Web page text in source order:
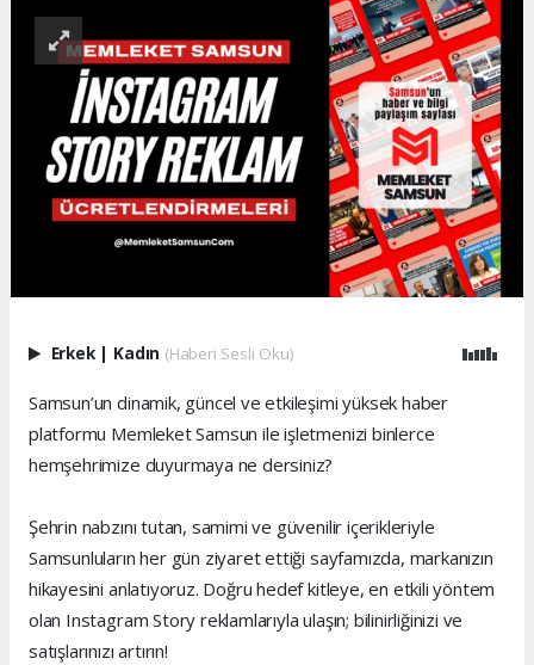
Erkek | Kadın (Haberi Sesli Oku)
Samsun’un dinamik, güncel ve etkileşimi yüksek haber
platformu Memleket Samsun ile işletmenizi binlerce
hemşehrimize duyurmaya ne dersiniz?
Şehrin nabzını tutan, samimi ve güvenilir içerikleriyle
Samsunluların her gün ziyaret ettiği sayfamızda, markanızın
hikayesini anlatıyoruz. Doğru hedef kitleye, en etkili yöntem
olan Instagram Story reklamlarıyla ulaşın; bilinirliğinizi ve
satışlarınızı artırın!